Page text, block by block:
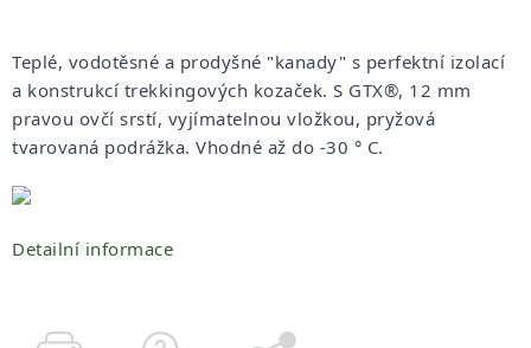
Teplé, vodotěsné a prodyšné "kanady" s perfektní izolací
a konstrukcí trekkingových kozaček. S GTX®, 12 mm
pravou ovčí srstí, vyjímatelnou vložkou, pryžová
tvarovaná podrážka. Vhodné až do -30 ° C.
Detailní informace